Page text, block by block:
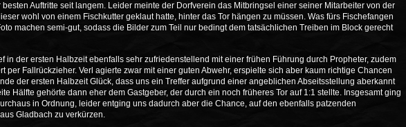
besten Auftritte seit langem. Leider meinte der Dorfverein das Mitbringsel einer seiner Mitarbeiter von der
wohl von einem Fischkutter geklaut hatte, hinter das Tor hängen zu müssen. Was fürs Fischefangen
machen semi-gut, sodass die Bilder zum Teil nur bedingt dem tatsächlichen Treiben im Block gerecht
in der ersten Halbzeit ebenfalls sehr zufriedenstellend mit einer frühen Führung durch Propheter, zudem
per Fallrückzieher. Verl agierte zwar mit einer guten Abwehr, erspielte sich aber kaum richtige Chancen
der ersten Halbzeit Glück, dass uns ein Treffer aufgrund einer angeblichen Abseitsstellung aberkannt
Hälfte gehörte dann eher dem Gastgeber, der durch ein noch früheres Tor auf 1:1 stellte. Insgesamt ging
in Ordnung, leider entging uns dadurch aber die Chance, auf den ebenfalls patzenden
Gladbach zu verkürzen.